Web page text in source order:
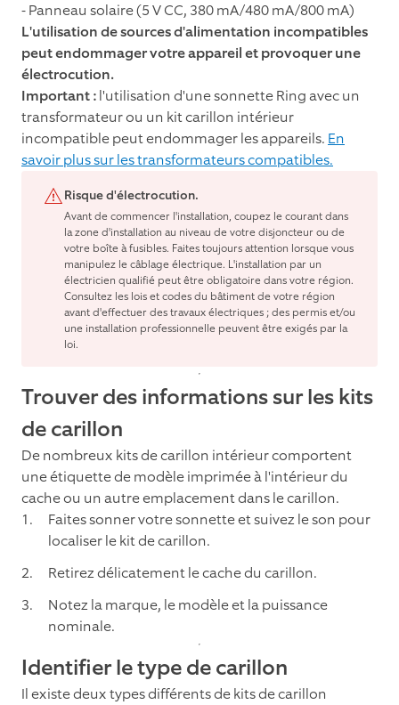
- Panneau solaire (5 V CC, 380 mA/480 mA/800 mA)
L'utilisation de sources d'alimentation incompatibles
peut endommager votre appareil et provoquer une
électrocution.
Important :l'utilisation d'une sonnette Ring avec un
transformateur ou un kit carillon intérieur
incompatible peut endommager les appareils. En
savoir plus sur les transformateurs compatibles.
Risque d'électrocution.
Avant de commencer l'installation, coupez le courant dans
la zone d'installation au niveau de votre disjoncteur ou de
votre boîte à fusibles. Faites toujours attention lorsque vous
manipulez le câblage électrique. L'installation par un
électricien qualifié peut être obligatoire dans votre région.
Consultez les lois et codes du bâtiment de votre région
avant d'effectuer des travaux électriques ; des permis et/ou
une installation professionnelle peuvent être exigés par la
loi.
Trouver des informations sur les kits
de carillon
De nombreux kits de carillon intérieur comportent
une étiquette de modèle imprimée à l'intérieur du
cache ou un autre emplacement dans le carillon.
Faites sonner votre sonnette et suivez le son pour
localiser le kit de carillon.
Retirez délicatement le cache du carillon.
Notez la marque, le modèle et la puissance
nominale.
Identifier le type de carillon
Il existe deux types différents de kits de carillon